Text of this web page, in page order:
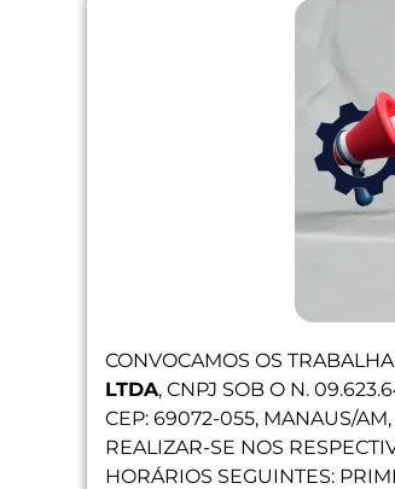
CONVOCAMOS OS
LTDA, CNPJ SOB O N.
CEP: 69072-055, MANAUS/
REALIZAR-SE NOS
HORÁRIOS SEGUINTES: